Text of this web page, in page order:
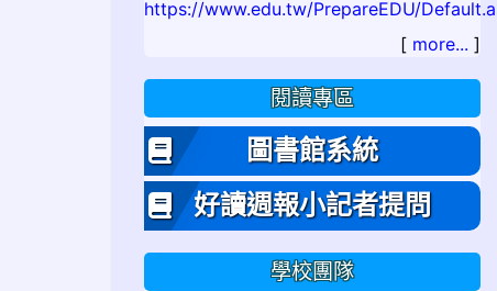
[ more... ]
閱讀專區
圖書館系統
好讀週報小記者提問
學校團隊